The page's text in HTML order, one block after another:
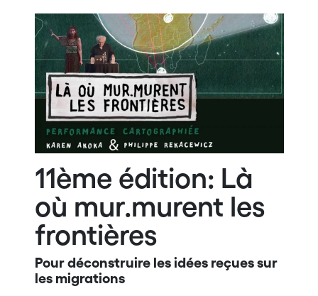
11ème édition: Là
où mur.murent les
frontières
Pour déconstruire les idées reçues sur
les migrations